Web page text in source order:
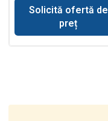
Solicită ofertă de
preț